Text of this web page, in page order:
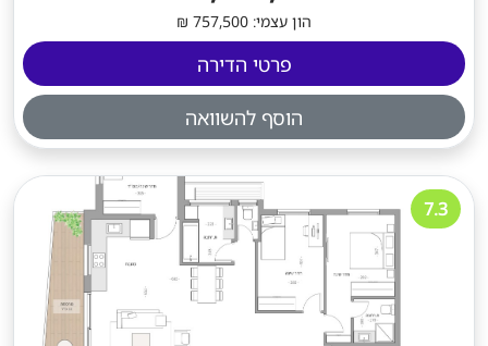
הון עצמי: 757,500 ₪
פרטי הדירה
הוסף להשוואה
7.3